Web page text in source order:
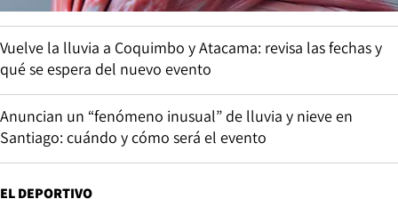
Vuelve la lluvia a Coquimbo y Atacama: revisa las fechas y
qué se espera del nuevo evento
Anuncian un “fenómeno inusual” de lluvia y nieve en
Santiago: cuándo y cómo será el evento
EL DEPORTIVO